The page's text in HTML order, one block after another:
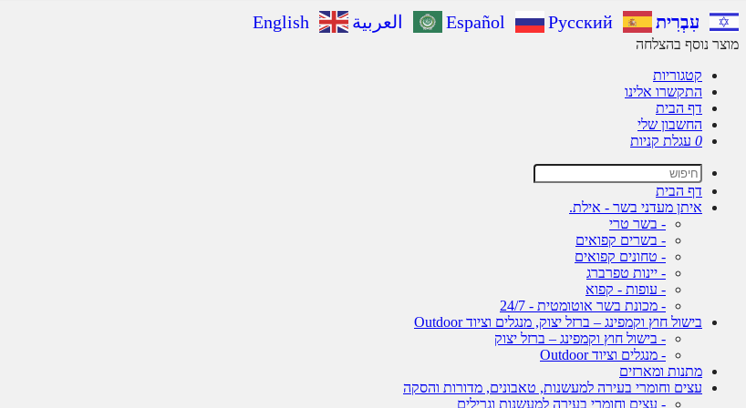
עִבְרִית Español Русский العربية English
מוצר נוסף בהצלחה
קטגוריות
התקשרו אלינו
דף הבית
החשבון שלי
0 עגלת קניות
דף הבית
איתן מעדני בשר - אילת.
- בשר טרי
- בשרים קפואים
- טחונים קפואים
- יינות טפרברג
- עופות - קפוא
- מכונת בשר אוטומטית - 24/7
בישול חוץ וקמפינג – ברזל יצוק, מנגלים וציוד Outdoor
- בישול חוץ וקמפינג – ברזל יצוק
- מנגלים וציוד Outdoor
מתנות ומארזים
עצים וחומרי בעירה למעשנות, טאבונים, מדורות והסקה
- עצים וחומרי בעירה למעשנות וגרילים